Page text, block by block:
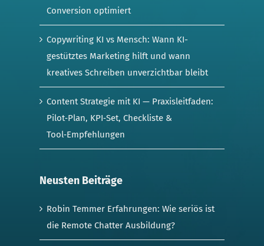
Conversion optimiert
Copywriting KI vs Mensch: Wann KI-
gestütztes Marketing hilft und wann
kreatives Schreiben unverzichtbar bleibt
Content Strategie mit KI — Praxisleitfaden:
Pilot‑Plan, KPI‑Set, Checkliste &
Tool‑Empfehlungen
Neusten Beiträge
Robin Temmer Erfahrungen: Wie seriös ist
die Remote Chatter Ausbildung?